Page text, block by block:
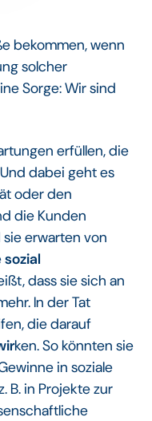
bekommen, wenn
solcher
Sorge: Wir sind
erfüllen, die
dabei geht es
oder den
die Kunden
erwarten von
sozial
dass sie sich an
In der Tat
die darauf
ken. So könnten sie
in soziale
B. in Projekte zur